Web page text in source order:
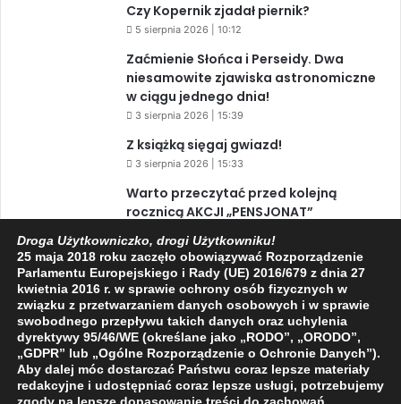
Czy Kopernik zjadał piernik?
5 sierpnia 2026 | 10:12
Zaćmienie Słońca i Perseidy. Dwa
niesamowite zjawiska astronomiczne
w ciągu jednego dnia!
3 sierpnia 2026 | 15:39
Z książką sięgaj gwiazd!
3 sierpnia 2026 | 15:33
Warto przeczytać przed kolejną
rocznicą AKCJI „PENSJONAT”
XIV Jasielski Marsz Wolności
31 lipca 2026 | 11:44
Facebook
X YouTube
Droga Użytkowniczko, drogi Użytkowniku!
25 maja 2018 roku zaczęło obowiązywać Rozporządzenie
Parlamentu Europejskiego i Rady (UE) 2016/679 z dnia 27
kwietnia 2016 r. w sprawie ochrony osób fizycznych w
związku z przetwarzaniem danych osobowych i w sprawie
swobodnego przepływu takich danych oraz uchylenia
dyrektywy 95/46/WE (określane jako „RODO”, „ORODO”,
„GDPR” lub „Ogólne Rozporządzenie o Ochronie Danych”).
Aby dalej móc dostarczać Państwu coraz lepsze materiały
redakcyjne i udostępniać coraz lepsze usługi, potrzebujemy